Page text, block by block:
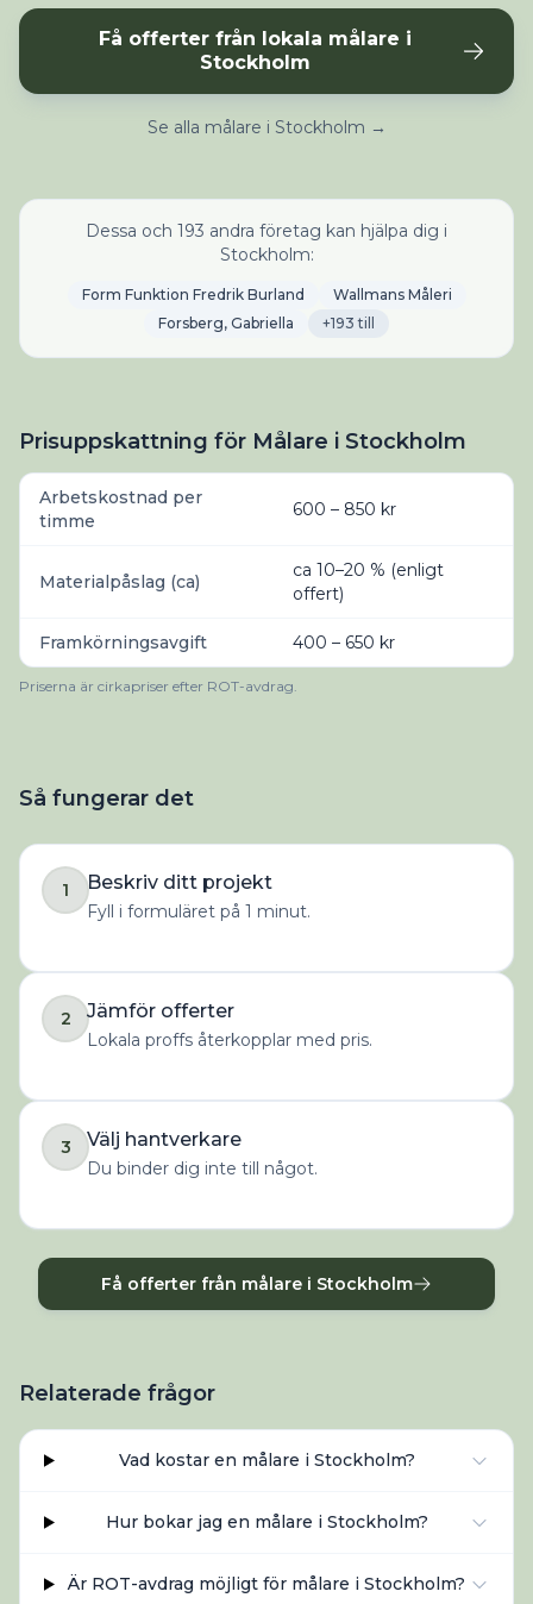
Få offerter från lokala målare i
Stockholm
Se alla målare i Stockholm →
Dessa och 193 andra företag kan hjälpa dig i
Stockholm:
Form Funktion Fredrik Burland
Wallmans Måleri
Forsberg, Gabriella
+193 till
Prisuppskattning för Målare i Stockholm
Arbetskostnad per
timme
600 – 850 kr
Materialpåslag (ca)
ca 10–20 % (enligt
offert)
Framkörningsavgift 400 – 650 kr
Priserna är cirkapriser efter ROT-avdrag.
Så fungerar det
1 Beskriv ditt projekt
Fyll i formuläret på 1 minut.
2 Jämför offerter
Lokala proffs återkopplar med pris.
3 Välj hantverkare
Du binder dig inte till något.
Få offerter från målare i Stockholm
Relaterade frågor
Vad kostar en målare i Stockholm?
Hur bokar jag en målare i Stockholm?
Är ROT-avdrag möjligt för målare i Stockholm?